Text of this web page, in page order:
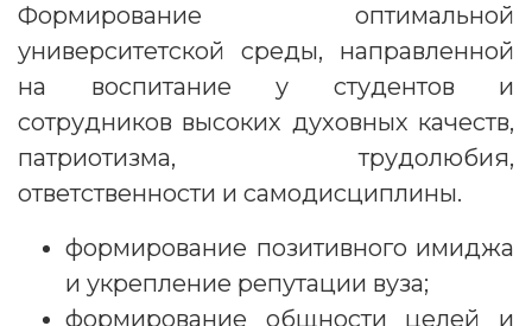
Формирование оптимальной
университетской среды, направленной
на воспитание у студентов и
сотрудников высоких духовных качеств,
патриотизма, трудолюбия,
ответственности и самодисциплины.
формирование позитивного имиджа
и укрепление репутации вуза;
формирование общности целей и